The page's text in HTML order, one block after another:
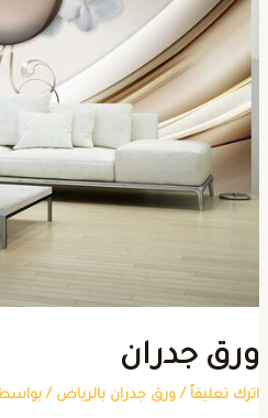
جدران
تعليقاً / ورق جدران بالرياض/ بواسطة